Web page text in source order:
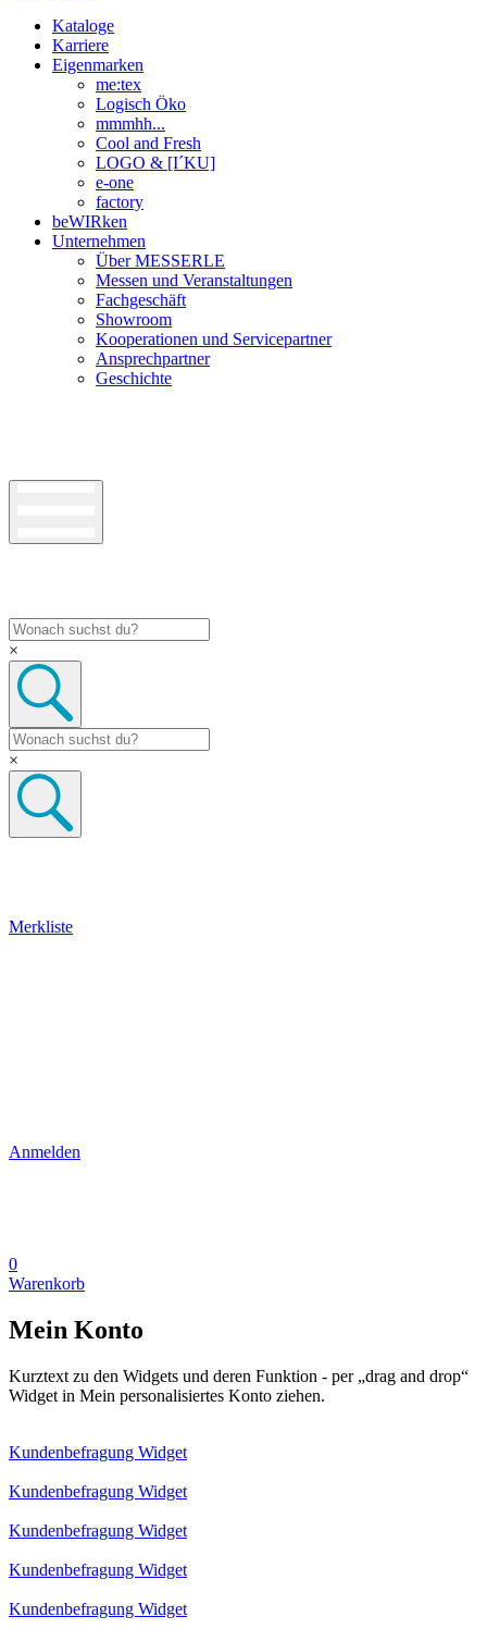
Kataloge
Karriere
Eigenmarken
me:tex
Logisch Öko
mmmhh...
Cool and Fresh
LOGO & [I´KU]
e-one
factory
beWIRken
Unternehmen
Über MESSERLE
Messen und Veranstaltungen
Fachgeschäft
Showroom
Kooperationen und Servicepartner
Ansprechpartner
Geschichte
×
×
Merkliste
Anmelden
0
Warenkorb
Mein Konto
Kurztext zu den Widgets und deren Funktion - per „drag and drop“
Widget in Mein personalisiertes Konto ziehen.
Kundenbefragung Widget
Kundenbefragung Widget
Kundenbefragung Widget
Kundenbefragung Widget
Kundenbefragung Widget